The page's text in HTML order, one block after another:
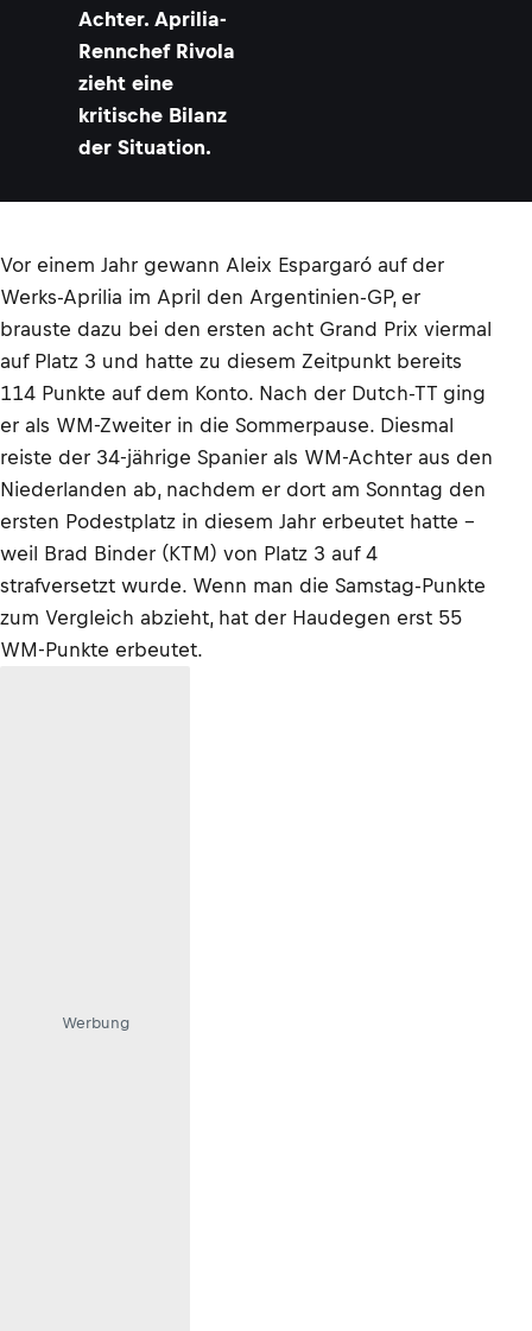
Achter. Aprilia-
Rennchef Rivola
zieht eine
kritische Bilanz
der Situation.
Vor einem Jahr gewann Aleix Espargaró auf der
Werks-Aprilia im April den Argentinien-GP, er
brauste dazu bei den ersten acht Grand Prix viermal
auf Platz 3 und hatte zu diesem Zeitpunkt bereits
114 Punkte auf dem Konto. Nach der Dutch-TT ging
er als WM-Zweiter in die Sommerpause. Diesmal
reiste der 34-jährige Spanier als WM-Achter aus den
Niederlanden ab, nachdem er dort am Sonntag den
ersten Podestplatz in diesem Jahr erbeutet hatte –
weil Brad Binder (KTM) von Platz 3 auf 4
strafversetzt wurde. Wenn man die Samstag-Punkte
zum Vergleich abzieht, hat der Haudegen erst 55
WM-Punkte erbeutet.
Werbung